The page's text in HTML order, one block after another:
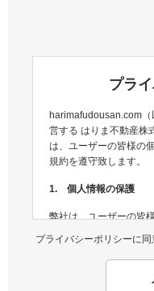
プラ
harimafudousan.com（
営する はりま不動産株
は、ユーザーの皆様の
規約を遵守致します。
1. 個人情報の保護
弊社は、ユーザーの皆
険が生じないよう、個
プライバシーポリシーに